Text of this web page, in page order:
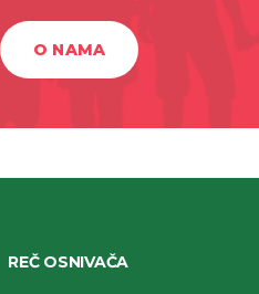
O NAMA
REČ OSNIVAČA